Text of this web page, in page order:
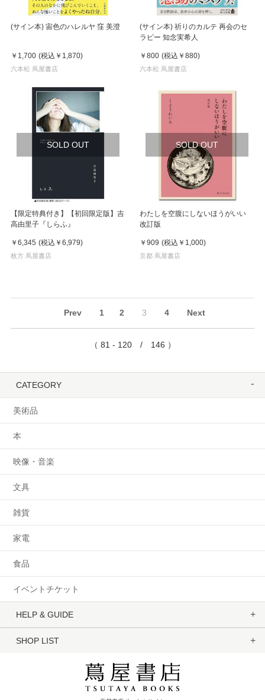
(サイン本) 宙色のハレルヤ 窪 美澄
￥1,700 (税込 ￥1,870)
六本松 蔦屋書店
(サイン本) 祈りのカルテ 再会のセ
ラピー 知念実希人
￥800 (税込 ￥880)
六本松 蔦屋書店
SOLD OUT
【限定特典付き】【初回限定版】吉
高由里子『しらふ』
￥6,345 (税込 ￥6,979)
枚方 蔦屋書店
SOLD OUT
わたしを空腹にしないほうがいい
改訂版
￥909 (税込 ￥1,000)
京都 蔦屋書店
Prev 1 2 3 4 Next
（ 81 - 120 / 146 ）
CATEGORY
美術品
本
映像・音楽
文具
雑貨
家電
食品
イベントチケット
HELP & GUIDE
SHOP LIST